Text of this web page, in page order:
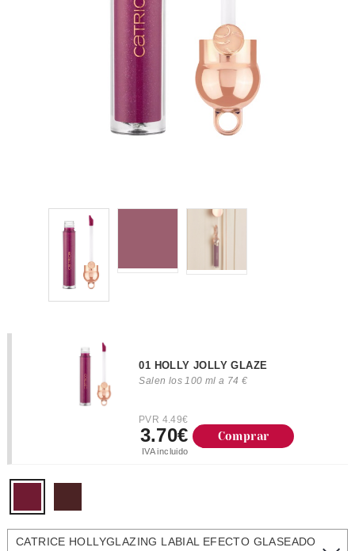
01 HOLLY JOLLY GLAZE
Salen los 100 ml a 74 €
PVR 4.49€
3.70€
IVA incluido
Comprar
CATRICE HOLLYGLAZING LABIAL EFECTO GLASEADO